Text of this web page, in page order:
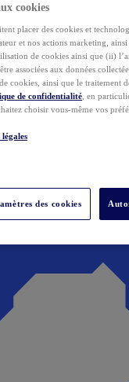
cookies
placer des cookies et
et nos actions marketing,
de cookies ainsi que (ii)
associées aux données
cookies, ainsi que le traitement
de confidentialité , en
choisir vous-même vos
des cookies